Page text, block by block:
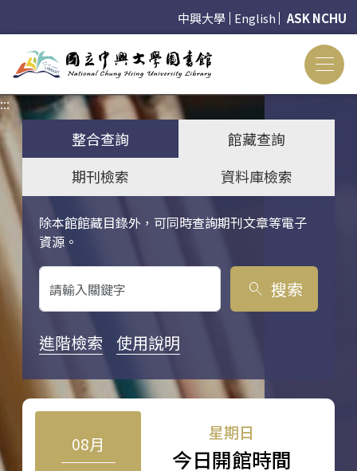
中興大學 English ASK NCHU
:::
整合查詢
館藏查詢
期刊檢索
資料庫檢索
除本館館藏目錄外，可同時查詢期刊文章等電子
資源。
關鍵字搜尋
search 搜索
進階檢索 使用說明
08月
星期日
今日開館時間